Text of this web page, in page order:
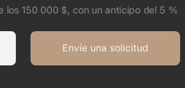
los 150 000 $, con un anticipo del 5 %
Envíe una solicitud